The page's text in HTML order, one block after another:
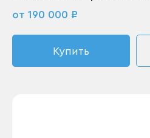
от 190 000 ₽
Купить